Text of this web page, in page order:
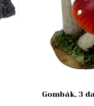
Gombák, 3